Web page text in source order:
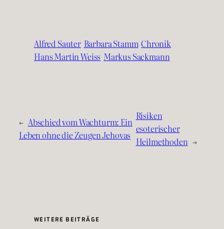
Alfred Sauter Barbara Stamm Chronik
Hans Martin Weiss Markus Sackmann
← Abschied vom Wachturm: Ein
Leben ohne die Zeugen Jehovas
Risiken
esoterischer
Heilmethoden →
WEITERE BEITRÄGE